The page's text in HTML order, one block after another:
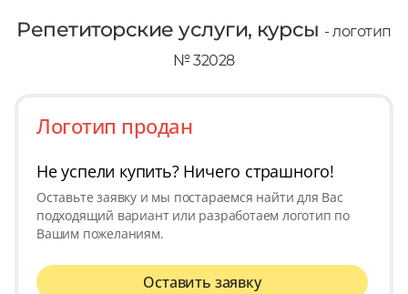
Репетиторские услуги, курсы - логотип
№ 32028
Логотип продан
Не успели купить? Ничего страшного!
Оставьте заявку и мы постараемся найти для Вас
подходящий вариант или разработаем логотип по
Вашим пожеланиям.
Оставить заявку